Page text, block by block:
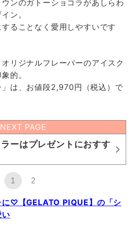
ンのガトーショコラがあしらわ
ン。
ることなく愛用しやすいです
リジナルフレーバーのアイスク
的。
」は、お値段2,970円（税込）で
NEXT PAGE
ーはプレゼントにおすす
1 2
に♡【GELATO PIQUE】の「シ
い